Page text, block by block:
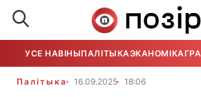
УСЕ НАВІНЫПАЛІТЫКАЭКАНОМІКА
Палітыка 16.09.2025 18:06